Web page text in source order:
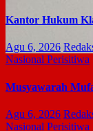
Kantor Hukum
Agu 6, 2026
Nasional Perisitiwa
Musyawarah
Agu 6, 2026
Nasional Perisitiwa